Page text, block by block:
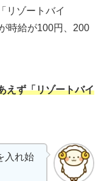
リゾートバイ
時給が100円、200
えず「リゾートバイ
入れ始